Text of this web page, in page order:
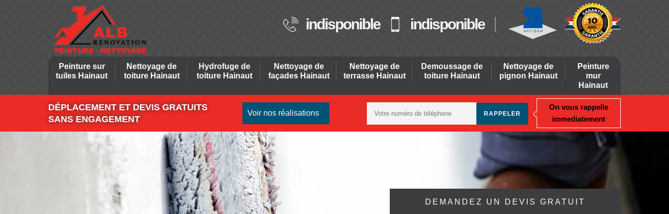
indisponible indisponible
Peinture sur
tuiles Hainaut
Nettoyage de
toiture Hainaut
Hydrofuge de
toiture Hainaut
Nettoyage de
façades Hainaut
Nettoyage de
terrasse Hainaut
Demoussage de
toiture Hainaut
Nettoyage de
pignon Hainaut
Peinture
mur
Hainaut
DÉPLACEMENT ET DEVIS GRATUITS
SANS ENGAGEMENT
Voir nos réalisations
On vous rappelle
immediatement
DEMANDEZ UN DEVIS GRATUIT